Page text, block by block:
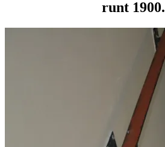
runt 1900.